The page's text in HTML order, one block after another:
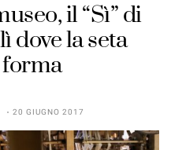
il “Sì” di
dove la seta
20 GIUGNO 2017